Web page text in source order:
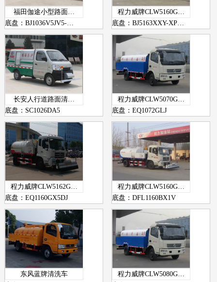
福田伽途小型路面…
底盘：BJ1036V5JV5-…
程力威牌CLW5160G…
底盘：BJ5163XXY-XP…
长安人行道路面清…
底盘：SC1026DA5
程力威牌CLW5070G…
底盘：EQ1072GLJ
程力威牌CLW5162G…
底盘：EQ1160GX5DJ
程力威牌CLW5160G…
底盘：DFL1160BX1V
东风蓝牌清洗车
程力威牌CLW5080G…